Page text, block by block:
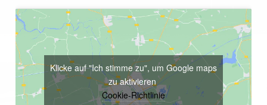
Klicke auf "Ich stimme zu", um Google maps
zu aktivieren
Cookie-Richtlinie